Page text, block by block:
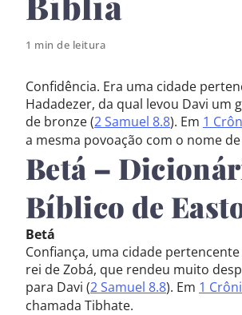
1 min de leitura
Confidência. Era uma cidade
Hadadezer, da qual levou Davi um
de bronze (2 Samuel 8.8). Em 1
a mesma povoação com o nome
Betá –
Bíblico de
Betá
Confiança, uma cidade
rei de Zobá, que rendeu muito
para Davi (2 Samuel 8.8). Em 1
chamada Tibhate.